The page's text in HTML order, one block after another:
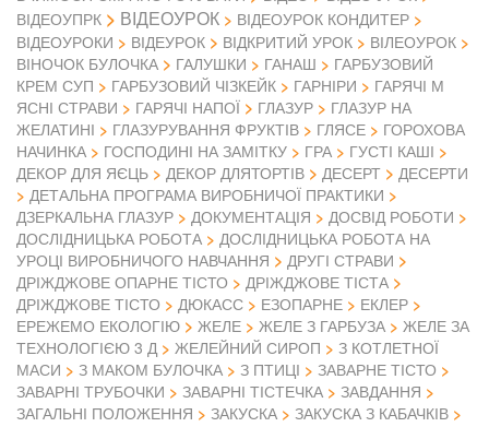
ВІДЕОУПРК
ВІДЕОУРОК
ВІДЕОУРОК КОНДИТЕР
ВІДЕОУРОКИ
ВІДЕУРОК ВІДКРИТИЙ УРОК
ВІЛЕОУРОК
ВІНОЧОК БУЛОЧКА
ГАЛУШКИ ГАНАШ
ГАРБУЗОВИЙ
КРЕМ СУП
ГАРБУЗОВИЙ ЧІЗКЕЙК ГАРНІРИ
ГАРЯЧІ М
ЯСНІ СТРАВИ
ГАРЯЧІ НАПОЇ ГЛАЗУР
ГЛАЗУР НА
ЖЕЛАТИНІ
ГЛАЗУРУВАННЯ ФРУКТІВ ГЛЯСЕ
ГОРОХОВА
НАЧИНКА
ГОСПОДИНІ НА ЗАМІТКУ ГРА
ГУСТІ КАШІ
ДЕКОР ДЛЯ ЯЄЦЬ
ДЕКОР ДЛЯТОРТІВ ДЕСЕРТ
ДЕСЕРТИ
ДЕТАЛЬНА ПРОГРАМА ВИРОБНИЧОЇ ПРАКТИКИ
ДЗЕРКАЛЬНА ГЛАЗУР
ДОКУМЕНТАЦІЯ
ДОСВІД РОБОТИ
ДОСЛІДНИЦЬКА РОБОТА
ДОСЛІДНИЦЬКА РОБОТА НА
УРОЦІ ВИРОБНИЧОГО НАВЧАННЯ
ДРУГІ СТРАВИ
ДРІЖДЖОВЕ ОПАРНЕ ТІСТО
ДРІЖДЖОВЕ ТІСТА
ДРІЖДЖОВЕ ТІСТО
ДЮКАСС ЕЗОПАРНЕ
ЕКЛЕР
ЕРЕЖЕМО ЕКОЛОГІЮ
ЖЕЛЕ ЖЕЛЕ З ГАРБУЗА
ЖЕЛЕ ЗА
ТЕХНОЛОГІЄЮ 3 Д
ЖЕЛЕЙНИЙ СИРОП
З КОТЛЕТНОЇ
МАСИ
З МАКОМ БУЛОЧКА З ПТИЦІ
ЗАВАРНЕ ТІСТО
ЗАВАРНІ ТРУБОЧКИ
ЗАВАРНІ ТІСТЕЧКА
ЗАВДАННЯ
ЗАГАЛЬНІ ПОЛОЖЕННЯ
ЗАКУСКА
ЗАКУСКА З КАБАЧКІВ